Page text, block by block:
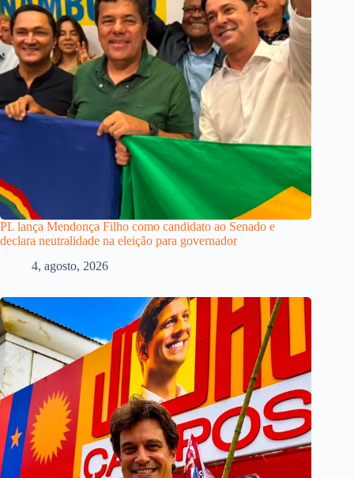
PL lança Mendonça Filho como candidato ao Senado e
declara neutralidade na eleição para governador
4, agosto, 2026